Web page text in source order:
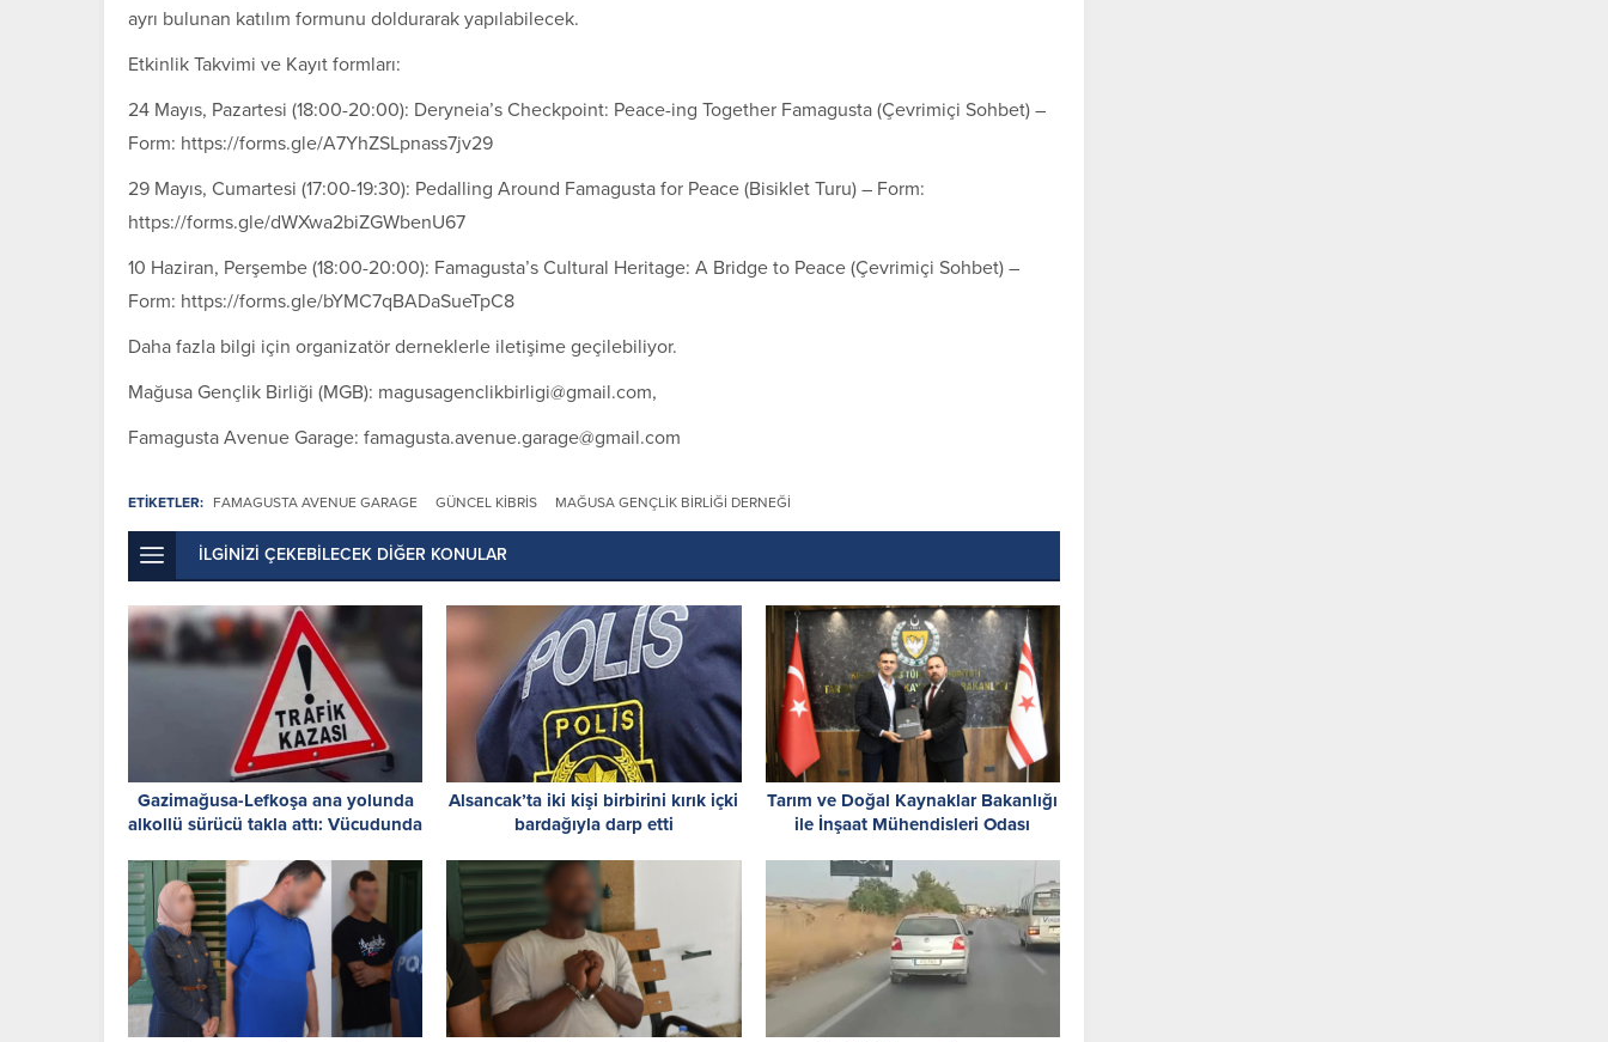
ayrı bulunan katılım formunu doldurarak yapılabilecek.
Etkinlik Takvimi ve Kayıt formları:
24 Mayıs, Pazartesi (18:00-20:00): Deryneia’s Checkpoint: Peace-ing Together Famagusta (Çevrimiçi Sohbet) –
Form: https://forms.gle/A7YhZSLpnass7jv29
29 Mayıs, Cumartesi (17:00-19:30): Pedalling Around Famagusta for Peace (Bisiklet Turu) – Form:
https://forms.gle/dWXwa2biZGWbenU67
10 Haziran, Perşembe (18:00-20:00): Famagusta’s Cultural Heritage: A Bridge to Peace (Çevrimiçi Sohbet) –
Form: https://forms.gle/bYMC7qBADaSueTpC8
Daha fazla bilgi için organizatör derneklerle iletişime geçilebiliyor.
Mağusa Gençlik Birliği (MGB): magusagenclikbirligi@gmail.com,
Famagusta Avenue Garage: famagusta.avenue.garage@gmail.com
ETİKETLER: FAMAGUSTA AVENUE GARAGE GÜNCEL KIBRIS MAĞUSA GENÇLIK BIRLIĞI DERNEĞI
İLGİNİZİ ÇEKEBİLECEK DİĞER KONULAR
Gazimağusa-Lefkoşa ana yolunda
alkollü sürücü takla attı: Vücudunda
Alsancak’ta iki kişi birbirini kırık içki
bardağıyla darp etti
Tarım ve Doğal Kaynaklar Bakanlığı
ile İnşaat Mühendisleri Odası
imzalandı